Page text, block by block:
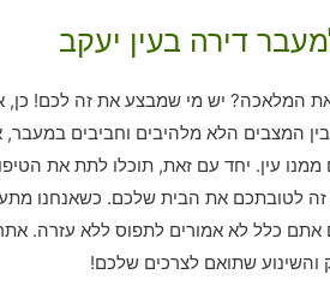
דירה בעין יעקב
המלאכה? יש מי שמבצע את זה לכם! כן,
המצבים הלא מלהיבים וחביבים
עין. יחד עם זאת, תוכלו לתת את
זה לטובתכם את הבית שלכם. כשאנחנו
אתם כלל לא אמורים לתפוס ללא עזרה.
והשינוע שתואם לצרכים שלכם!